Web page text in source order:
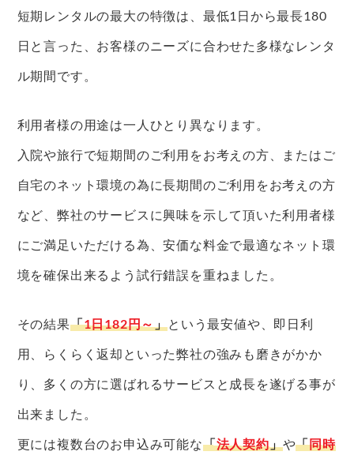
短期レンタルの最大の特徴は、最低1日から最長180
日と言った、お客様のニーズに合わせた多様なレンタ
ル期間です。
利用者様の用途は一人ひとり異なります。
入院や旅行で短期間のご利用をお考えの方、またはご
自宅のネット環境の為に長期間のご利用をお考えの方
など、弊社のサービスに興味を示して頂いた利用者様
にご満足いただける為、安価な料金で最適なネット環
境を確保出来るよう試行錯誤を重ねました。
その結果「1日182円～」という最安値や、即日利
用、らくらく返却といった弊社の強みも磨きがかか
り、多くの方に選ばれるサービスと成長を遂げる事が
出来ました。
更には複数台のお申込み可能な「法人契約」や「同時